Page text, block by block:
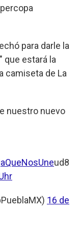
para darle la
que estará la
camiseta de La
nuestro nuevo
ud8
16 de